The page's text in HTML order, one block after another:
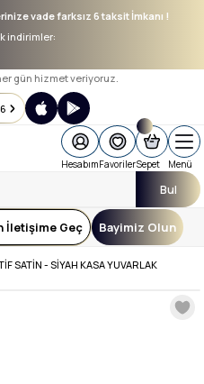
vade farksız 6 taksit İmkanı !
indirimler:
gün hizmet veriyoruz.
Bul
HesabımFavorilerSepet Menü
İletişime Geç Bayimiz Olun
SATİN - SİYAH KASA YUVARLAK